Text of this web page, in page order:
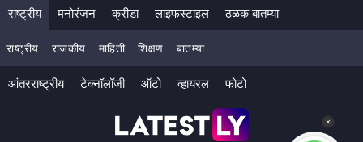
राष्ट्रीय मनोरंजन क्रीडा लाइफस्टाइल ठळक बातम्या
राष्ट्रीय राजकीय माहिती शिक्षण बातम्या
आंतरराष्ट्रीय टेक्नॉलॉजी ऑटो व्हायरल फोटो